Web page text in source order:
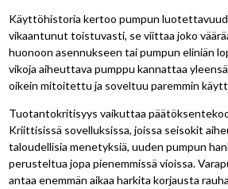
Käyttöhistoria kertoo pumpun
vikaantunut toistuvasti, se viittaa joko
huonoon asennukseen tai pumpun eliniän
vikoja aiheuttava pumppu kannattaa
oikein mitoitettu ja soveltuu paremmin
Tuotantokritisyys vaikuttaa
Kriittisissä sovelluksissa, joissa seisokit
taloudellisia menetyksiä, uuden pumpun
perusteltua jopa pienemmissä vioissa.
antaa enemmän aikaa harkita korjausta